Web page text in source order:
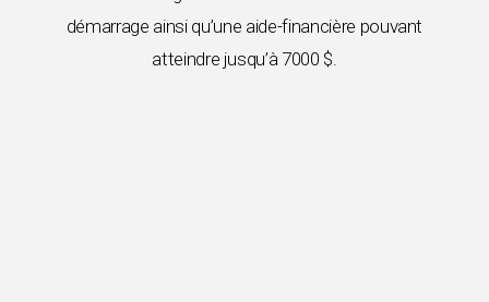
démarrage ainsi qu’une aide-financière pouvant
atteindre jusqu’à 7000 $.